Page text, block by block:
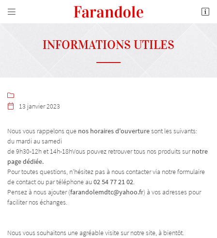
 
10 Boulevard de l'Industrie
02 54 77 21 02
 Adresse email de réception
En cochant cette case, vous consentez à recevoir nos propositions commerciales à l'adresse
email indiqué ci-dessus. Vous pouvez vous désinscrire à tout moment en utilisantle
formulaire de désinscription.
INFORMATIONS UTILES


13 janvier 2023
Nous vous rappelons que nos horaires d'ouverturesont les suivants:
du mardi au samedi
de 9h30-12h et 14h-18hVous pouvez retrouver tous nos produits surnotre
page dédiée.
Pour toutes questions, n'hésitez pas à nous contacter via notre formulaire
de contact ou par téléphone au02 54 77 21 02.
Pensez à nous ajouter (farandolemdtc@yahoo.fr) à vos adresses pour
faciliter nos échanges.
Nous vous souhaitons une agréable visite sur notre site, à bientôt.